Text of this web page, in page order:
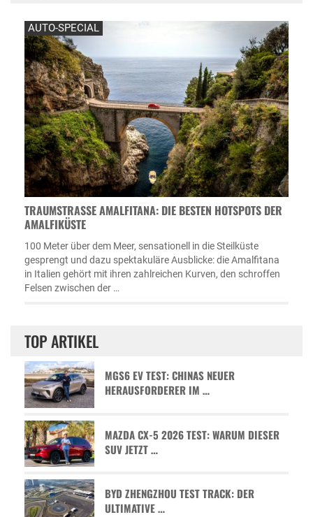
AUTO-SPECIAL
TRAUMSTRASSE AMALFITANA: DIE BESTEN HOTSPOTS DER A
MALFIKÜSTE
100 Meter über dem Meer, sensationell in die Steilküste
gesprengt und dazu spektakuläre Ausblicke: die Amalfitana
in Italien gehört mit ihren zahlreichen Kurven, den schroffen
Felsen zwischen der …
TOP ARTIKEL
MGS6 EV TEST: CHINAS NEUER
HERAUSFORDERER IM …
MAZDA CX-5 2026 TEST: WARUM DIESER
SUV JETZT …
BYD ZHENGZHOU TEST TRACK: DER
ULTIMATIVE …